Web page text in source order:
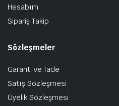
Hesabım
Sipariş Takip
Sözleşmeler
Garanti ve İade
Satış Sözleşmesi
Üyelik Sözleşmesi